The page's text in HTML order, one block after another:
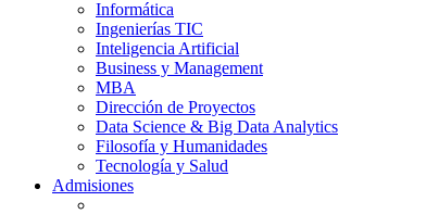
Informática
Ingenierías TIC
Inteligencia Artificial
Business y Management
MBA
Dirección de Proyectos
Data Science & Big Data Analytics
Filosofía y Humanidades
Tecnología y Salud
Admisiones